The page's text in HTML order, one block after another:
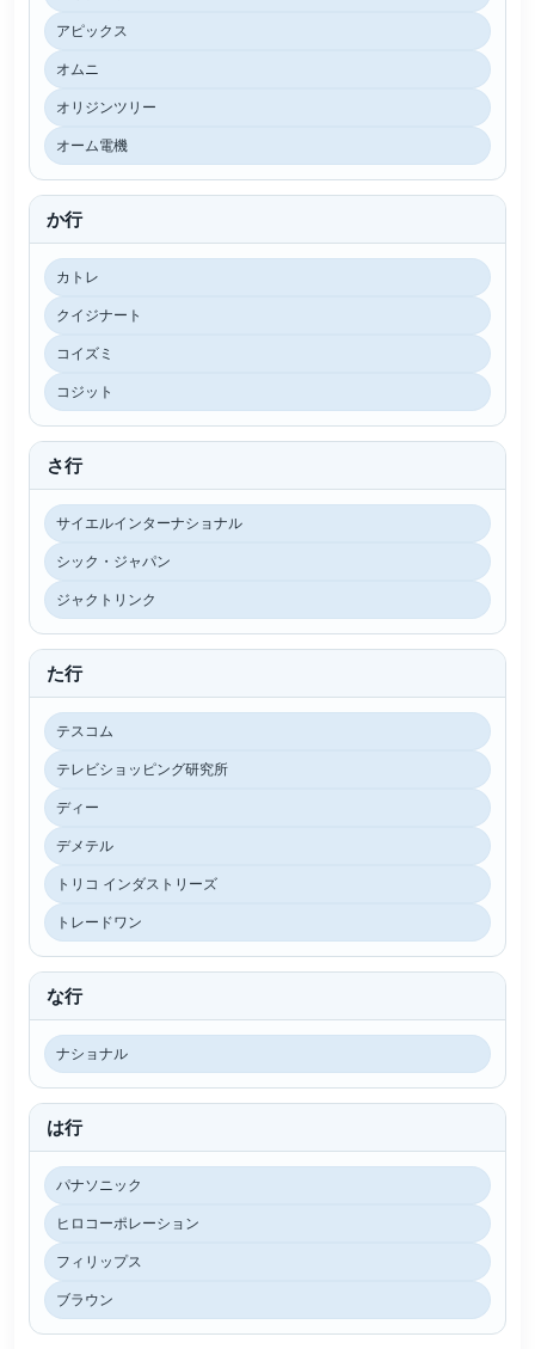
アピックス
オムニ
オリジンツリー
オーム電機
か行
カトレ
クイジナート
コイズミ
コジット
さ行
サイエルインターナショナル
シック・ジャパン
ジャクトリンク
た行
テスコム
テレビショッピング研究所
ディー
デメテル
トリコ インダストリーズ
トレードワン
な行
ナショナル
は行
パナソニック
ヒロコーポレーション
フィリップス
ブラウン